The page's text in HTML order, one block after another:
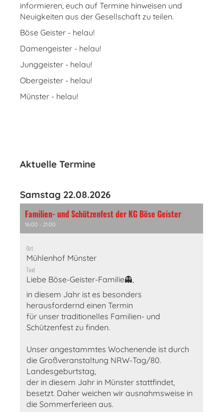
informieren, euch auf Termine hinweisen und
Neuigkeiten aus der Gesellschaft zu teilen.
Böse Geister - helau!
Damengeister - helau!
Junggeister - helau!
Obergeister - helau!
Münster - helau!
Aktuelle Termine
Samstag 22.08.2026
Familien- und Schützenfest der KG Böse Geister
16:00 - 21:00
Ort
Mühlenhof Münster
Text
Liebe Böse-Geister-Familie👻,
in diesem Jahr ist es besonders
herausfordernd einen Termin
für unser traditionelles Familien- und
Schützenfest zu finden.
Unser angestammtes Wochenende ist durch
die Großveranstaltung NRW-Tag/80.
Landesgeburtstag,
der in diesem Jahr in Münster stattfindet,
besetzt. Daher weichen wir ausnahmsweise in
die Sommerferieen aus.